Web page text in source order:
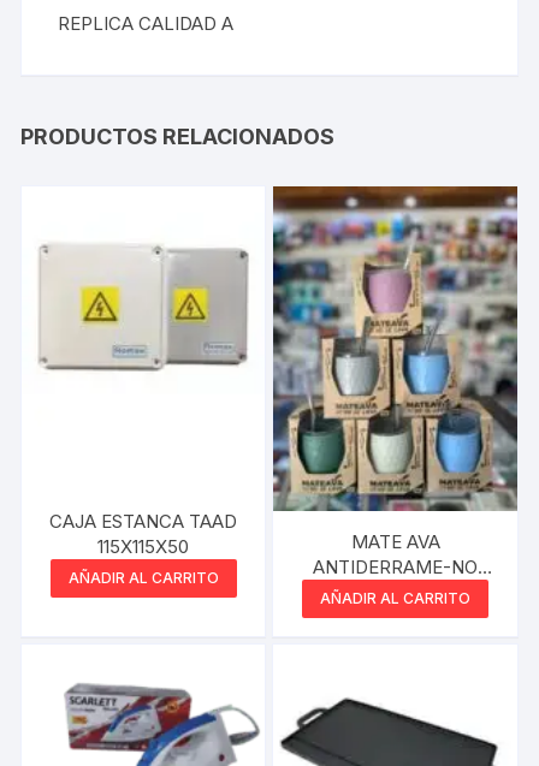
REPLICA CALIDAD A
PRODUCTOS RELACIONADOS
CAJA ESTANCA TAAD
115X115X50
AÑADIR AL CARRITO
MATE AVA
ANTIDERRAME-NO
LAVA EL MATE BEIGE
AÑADIR AL CARRITO